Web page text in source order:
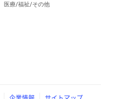
医療/福祉/その他